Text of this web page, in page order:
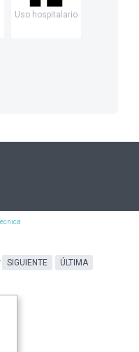
Uso hospitalario
SIGUIENTE ÚLTIMA